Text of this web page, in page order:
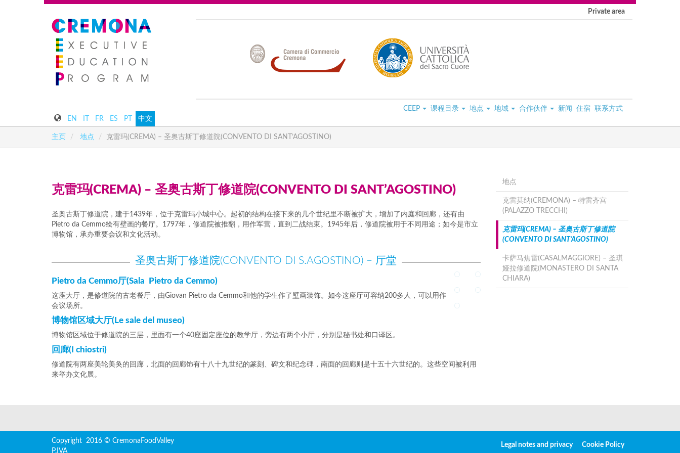
EN FR ES PT 中文
Private area
CEEP 课程目录 地点 地域 合作伙伴 新闻 住宿 联系方式
主页 地点 克雷玛(CREMA) – 圣奥古斯丁修道院(CONVENTO DI SANT’AGOSTINO)
克雷玛(CREMA) – 圣奥古斯丁修道院(CONVENTO DI SANT’AGOSTINO)
圣奥古斯丁修道院，建于1439年，位于克雷玛小城中心。起初的结构在接下来的几个世纪里不断被扩大，增加了内庭和回廊，还有由
Pietro da Cemmo绘有壁画的餐厅。1797年，修道院被推翻，用作军营，直到二战结束。1945年后，修道院被用于不同用途；如今是市立
博物馆，承办重要会议和文化活动。
圣奥古斯丁修道院(CONVENTO DI S.AGOSTINO) – 厅堂
Pietro da Cemmo厅(Sala Pietro da Cemmo)
这座大厅，是修道院的古老餐厅，由Giovan Pietro da Cemmo和他的学生作了壁画装饰。如今这座厅可容纳200多人，可以用作
会议场所。
博物馆区域大厅(Le sale del museo)
博物馆区域位于修道院的三层，里面有一个40座固定座位的教学厅，旁边有两个小厅，分别是秘书处和口译区。
回廊(I chiostri)
修道院有两座美轮美奂的回廊，北面的回廊饰有十八十九世纪的篆刻、碑文和纪念碑，南面的回廊则是十五十六世纪的。这些空间被利用
来举办文化展。
地点
克雷莫纳(CREMONA) – 特雷齐宫
(PALAZZO TRECCHI)
克雷玛(CREMA) – 圣奥古斯丁修道院
(CONVENTO DI SANT’AGOSTINO)
卡萨马焦雷(CASALMAGGIORE) – 圣琪
娅拉修道院(MONASTERO DI SANTA
CHIARA)
Legal notes and privacy Cookie Policy
Copyright 2016 © CremonaFoodValley
P.IVA